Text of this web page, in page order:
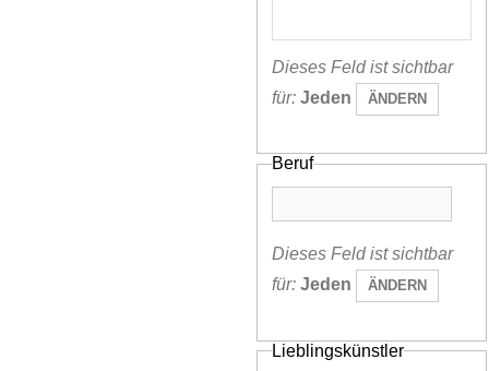
Dieses Feld ist sichtbar
für: Jeden ÄNDERN
Beruf
Dieses Feld ist sichtbar
für: Jeden ÄNDERN
Lieblingskünstler